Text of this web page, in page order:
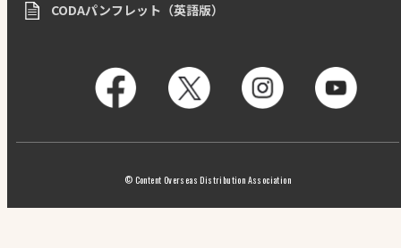
CODAパンフレット（英語版）
© Content Overseas Distribution Association